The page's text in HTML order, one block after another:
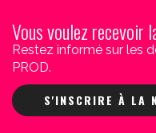
Vous voulez recevoir
Restez informé sur les
PROD.
S'INSCRIRE À LA